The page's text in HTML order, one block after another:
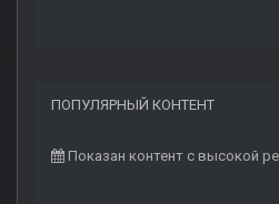
ПОПУЛЯРНЫЙ КОНТЕНТ
Показан контент с высокой